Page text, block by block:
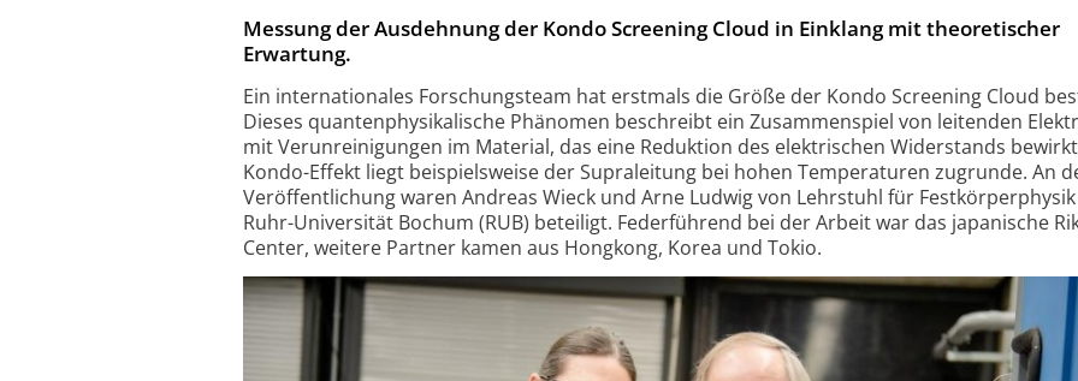
Messung der Ausdehnung der Kondo Screening Cloud in Einklang mit theoretischer
Erwartung.
Ein internationales Forschungsteam hat erstmals die Größe der Kondo Screening Cloud
Dieses quanten­physikalische Phänomen beschreibt ein Zusammenspiel von leitenden
mit Verunreinigungen im Material, das eine Reduktion des elektrischen Widerstands
Kondo-Effekt liegt beispielsweise der Supraleitung bei hohen Temperaturen zugrunde. An
Veröffentlichung waren Andreas Wieck und Arne Ludwig von Lehrstuhl für
Ruhr-Universität Bochum (RUB) beteiligt. Federführend bei der Arbeit war das japanische
Center, weitere Partner kamen aus Hongkong, Korea und Tokio.